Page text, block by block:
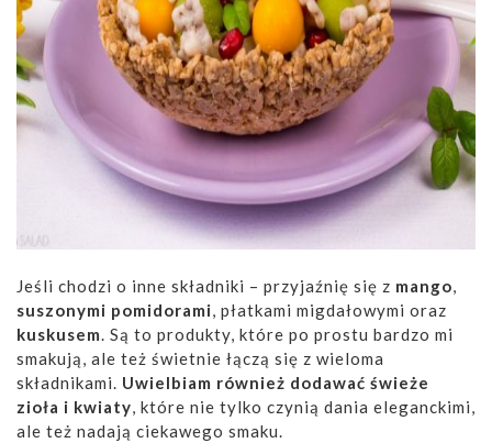
Jeśli chodzi o inne składniki – przyjaźnię się z mango,
suszonymi pomidorami, płatkami migdałowymi oraz
kuskusem. Są to produkty, które po prostu bardzo mi
smakują, ale też świetnie łączą się z wieloma
składnikami. Uwielbiam również dodawać świeże
zioła i kwiaty, które nie tylko czynią dania eleganckimi,
ale też nadają ciekawego smaku.